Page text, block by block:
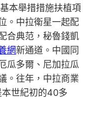
本舉措措施扶植項
。中拉衛星一起配
合典范，秘魯錢凱
網新通道。中國同
瓜多爾、尼加拉瓜
。往年，中拉商業
世紀初的40多